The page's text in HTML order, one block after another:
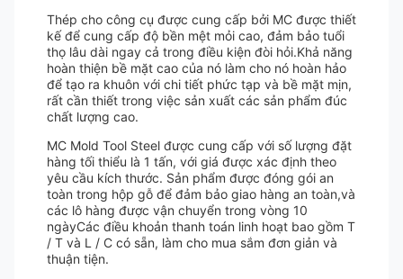
Thép cho công cụ được cung cấp bởi MC được thiết
kế để cung cấp độ bền mệt mỏi cao, đảm bảo tuổi
thọ lâu dài ngay cả trong điều kiện đòi hỏi.Khả năng
hoàn thiện bề mặt cao của nó làm cho nó hoàn hảo
để tạo ra khuôn với chi tiết phức tạp và bề mặt mịn,
rất cần thiết trong việc sản xuất các sản phẩm đúc
chất lượng cao.
MC Mold Tool Steel được cung cấp với số lượng đặt
hàng tối thiểu là 1 tấn, với giá được xác định theo
yêu cầu kích thước. Sản phẩm được đóng gói an
toàn trong hộp gỗ để đảm bảo giao hàng an toàn,và
các lô hàng được vận chuyển trong vòng 10
ngàyCác điều khoản thanh toán linh hoạt bao gồm T
/ T và L / C có sẵn, làm cho mua sắm đơn giản và
thuận tiện.